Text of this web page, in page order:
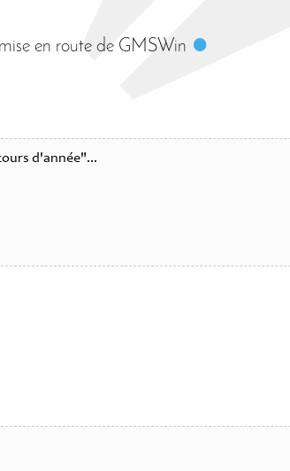
en route de GMSWin
d'année"...